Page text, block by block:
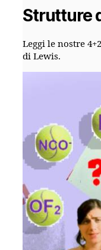
Strutture
Leggi le nostre
di Lewis.